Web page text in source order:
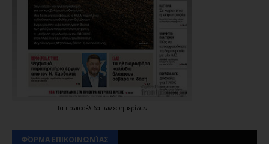
Τα πρωτοσέλιδα των εφημερίδων
ΦΌΡΜΑ ΕΠΙΚΟΙΝΩΝΊΑΣ